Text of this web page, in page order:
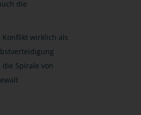
die
Konflikt wirklich als
die Spirale von